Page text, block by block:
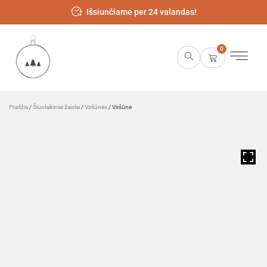
Išsiunčiame per 24 valandas!
0
Pradžia /Šiuolaikiniai žaislai /Viršūnės / Viršūnė